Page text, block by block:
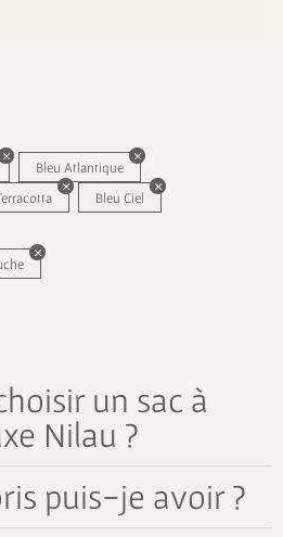
Bleu Atlantique
Bleu Ciel
un sac à
Nilau ?
puis-je avoir ?